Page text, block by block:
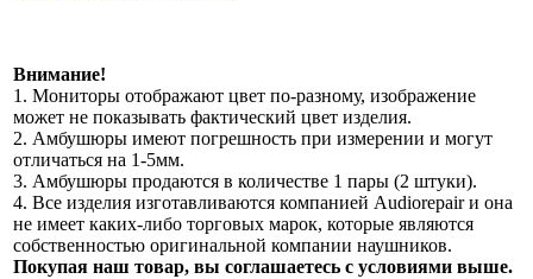
Внимание!
1. Мониторы отображают цвет по-разному, изображение
может не показывать фактический цвет изделия.
2. Амбушюры имеют погрешность при измерении и могут
отличаться на 1-5мм.
3. Амбушюры продаются в количестве 1 пары (2 штуки).
4. Все изделия изготавливаются компанией Audiorepair и она
не имеет каких-либо торговых марок, которые являются
собственностью оригинальной компании наушников.
Покупая наш товар, вы соглашаетесь с условиями выше.